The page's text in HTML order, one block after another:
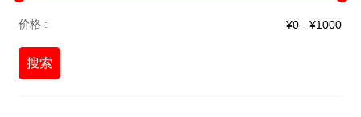
价格 :
搜索